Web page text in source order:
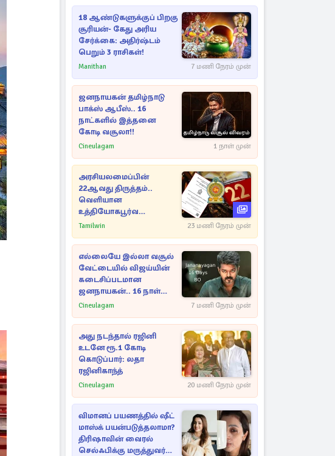
18 ஆண்டுகளுக்குப் பிறகு
சூரியன்- கேது அரிய
சேர்க்கை: அதிர்ஷ்டம்
பெறும் 3 ராசிகள்!
Manithan 7 மணி நேரம் முன்
ஜனநாயகன் தமிழ்நாடு
பாக்ஸ் ஆபீஸ்.. 16
நாட்களில் இத்தனை
கோடி வசூலா!!
Cineulagam 1 நாள் முன்
அரசியலமைப்பின்
22ஆவது திருத்தம்..
வெளியான
உத்தியோகபூர்வ
அறிவிப்பு!
Tamilwin 23 மணி நேரம் முன்
எல்லையே இல்லா வசூல்
வேட்டையில் விஜய்யின்
கடைசிப்படமான
ஜனநாயகன்.. 16 நாள்
பாக்ஸ் ஆபிஸ்
Cineulagam 7 மணி நேரம் முன்
அது நடந்தால் ரஜினி
உடனே ரூ.1 கோடி
கொடுப்பார்: லதா
ரஜினிகாந்த்
Cineulagam 20 மணி நேரம் முன்
விமானப் பயணத்தில் ஷீட்
மாஸ்க் பயன்படுத்தலாமா?
திரிஷாவின் வைரல்
செல்ஃபிக்கு மருத்துவர்